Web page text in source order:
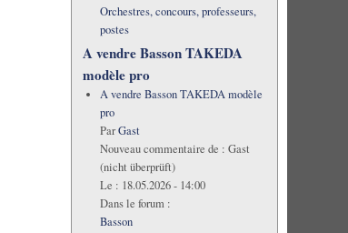
Orchestres, concours, professeurs,
postes
A vendre Basson TAKEDA
modèle pro
A vendre Basson TAKEDA modèle
pro
ParGast
Nouveau commentaire de : Gast
(nicht überprüft)
Le : 18.05.2026 - 14:00
Dans le forum :
Basson